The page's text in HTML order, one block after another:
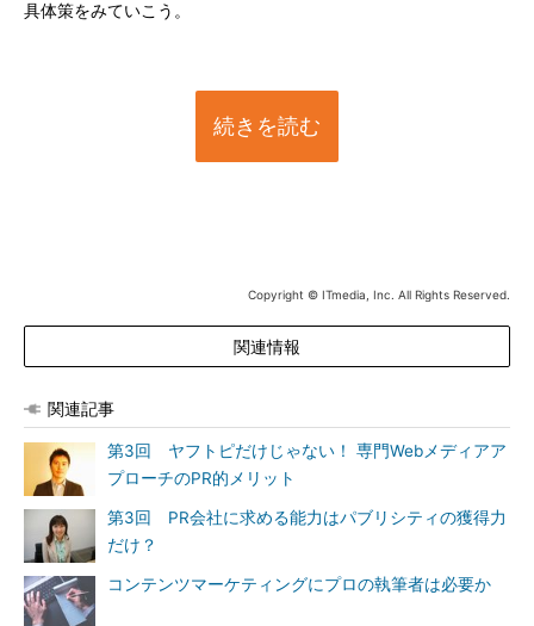
具体策をみていこう。
続きを読む
Copyright © ITmedia, Inc. All Rights Reserved.
関連情報
関連記事
第3回 ヤフトピだけじゃない！ 専門Webメディアア
プローチのPR的メリット
第3回 PR会社に求める能力はパブリシティの獲得力
だけ？
コンテンツマーケティングにプロの執筆者は必要か